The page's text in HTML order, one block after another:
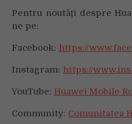
Pentru noutăți despre
ne pe:
Facebook: https://
Instagram: https://
YouTube: Huawei Mobile
Community: Comunitatea